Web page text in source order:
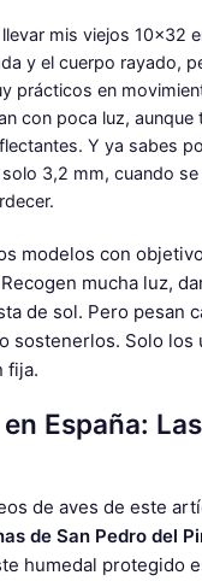
mis viejos 10×32
y el cuerpo rayado,
prácticos en
con poca luz, aunque
Y ya sabes
3,2 mm, cuando
modelos con
mucha luz,
de sol. Pero pesan
sostenerlos. Solo los
fija.
España:
de aves de este
de San Pedro del
humedal protegido